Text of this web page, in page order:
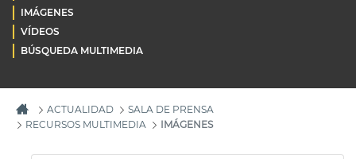
IMÁGENES
VÍDEOS
BÚSQUEDA MULTIMEDIA
ACTUALIDAD
SALA DE PRENSA
RECURSOS MULTIMEDIA
IMÁGENES